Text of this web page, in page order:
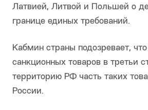
Латвией, Литвой и Польшей о
границе единых требований.
Кабмин страны подозревает,
санкционных товаров в третьи
территорию РФ часть таких
России.